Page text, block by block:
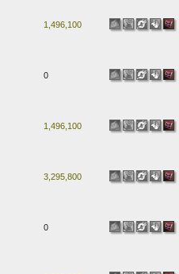
1,496,100
0
1,496,100
3,295,800
0